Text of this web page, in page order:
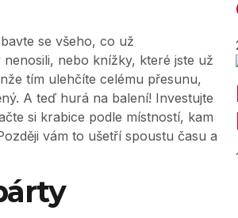
se všeho, co už
nebo knížky, které jste už
tím ulehčíte celému přesunu,
A teď hurá na balení! Investujte
si krabice podle místností, kam
vám to ušetří spoustu času a